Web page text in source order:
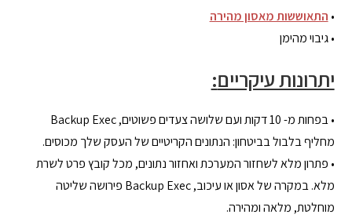
• התאוששות מאסון מהירה
• גיבוי מהימן
יתרונות עיקריים:
• בפחות מ- 10 דקות ועם שלושה צעדים פשוטים, Backup Exec
מחליף בלבול בביטחון: הנתונים הקריטיים של העסק שלך מכוסים.
• פתרון מלא לשחזור המערכת ואחזור נתונים, מכל קובץ פרט לשרת
מלא. במקרה של אסון או עיכוב, Backup Exec פירושה שליטה
מוחלטת, מלאה ומהירה.